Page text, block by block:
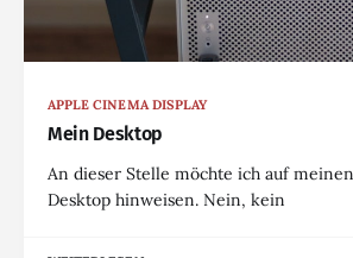
APPLE CINEMA DISPLAY
Mein Desktop
An dieser Stelle möchte ich auf
Desktop hinweisen. Nein, kein